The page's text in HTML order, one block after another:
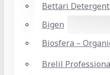
Bettari
Bigen
Biosfera –
Brelil